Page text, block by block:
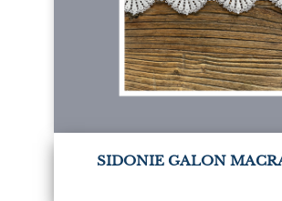
SIDONIE GALON